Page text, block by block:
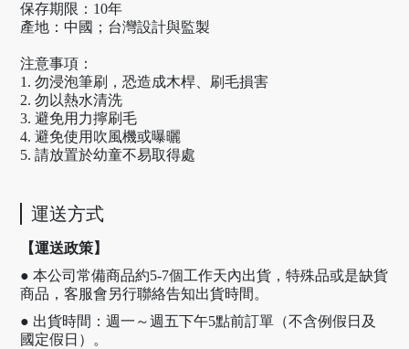
保存期限：10年
產地：中國；台灣設計與監製
注意事項：
1. 勿浸泡筆刷，恐造成木桿、刷毛損害
2. 勿以熱水清洗
3. 避免用力擰刷毛
4. 避免使用吹風機或曝曬
5. 請放置於幼童不易取得處
運送方式
【運送政策】
● 本公司常備商品約5-7個工作天內出貨，特殊品或是缺貨
商品，客服會另行聯絡告知出貨時間。
● 出貨時間：週一～週五下午5點前訂單（不含例假日及
國定假日）。